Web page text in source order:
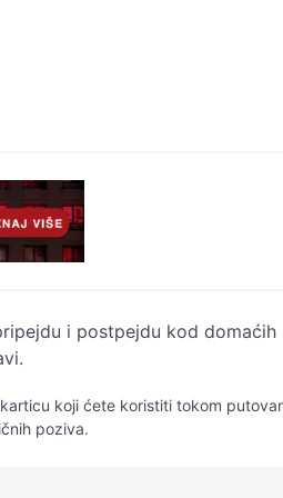
i postpejdu kod domaćih
koji ćete koristiti tokom
poziva.